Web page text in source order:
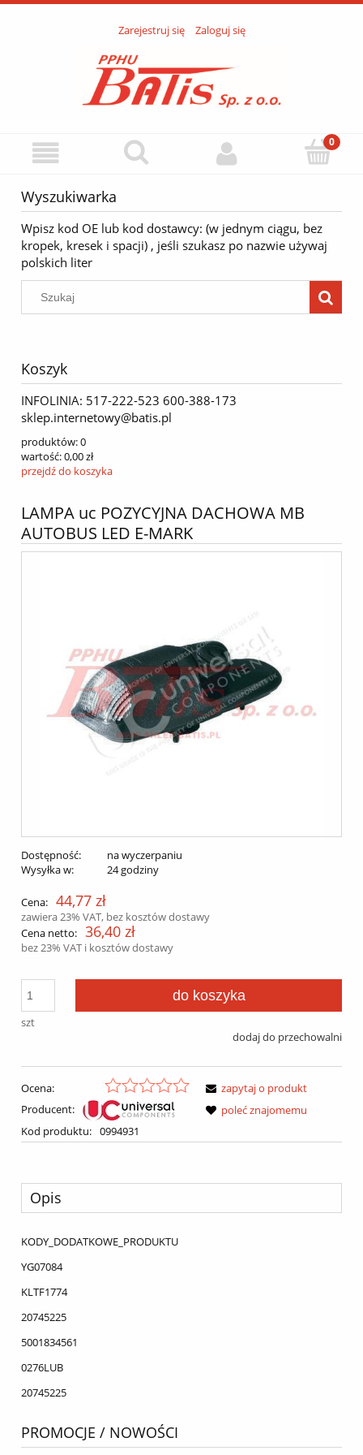
Zarejestruj się Zaloguj się
Wyszukiwarka
Wpisz kod OE lub kod dostawcy: (w jednym ciągu, bez
kropek, kresek i spacji) , jeśli szukasz po nazwie używaj
polskich liter
Koszyk
INFOLINIA: 517-222-523 600-388-173
sklep.internetowy@batis.pl
produktów:0
wartość:0,00 zł
przejdź do koszyka
LAMPA uc POZYCYJNA DACHOWA MB
AUTOBUS LED E-MARK
Dostępność:
na wyczerpaniu
Wysyłka w:
24 godziny
Cena: 44,77 zł
zawiera 23% VAT, bez kosztów dostawy
Cena netto: 36,40 zł
bez 23% VAT i kosztów dostawy
szt
do koszyka
dodaj do przechowalni
Ocena:
Producent:
Kod produktu: 0994931
zapytaj o produkt
poleć znajomemu
Opis
KODY_DODATKOWE_PRODUKTU
YG07084
KLTF1774
20745225
5001834561
0276LUB
20745225
PROMOCJE / NOWOŚCI